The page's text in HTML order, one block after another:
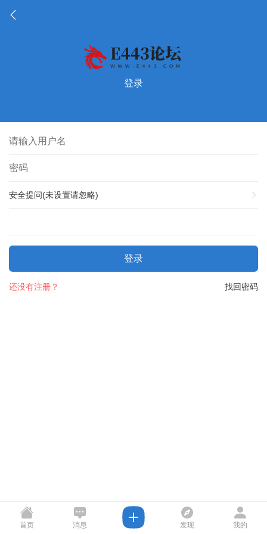
登录
安全提问(未设置请忽略)
登录
找回密码
还没有注册？
首页 消息 发现 我的